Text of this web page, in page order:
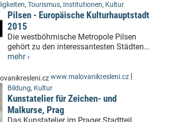
, Tourismus, Institutionen, Kultur
Pilsen - Europäische Kulturhauptstadt
2015
Die westböhmische Metropole Pilsen
gehört zu den interessantesten Städten...
mehr ›
www.malovanikresleni.cz |
Bildung, Kultur
Kunstatelier für Zeichen- und
Malkurse, Prag